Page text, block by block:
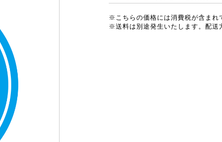
※こちらの価格には消費税が含まれ
※送料は別途発生いたします。 配送